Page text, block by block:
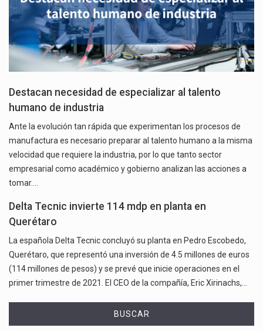
Destacan necesidad de especializar al talento
humano de industria
Ante la evolución tan rápida que experimentan los procesos de
manufactura es necesario preparar al talento humano a la misma
velocidad que requiere la industria, por lo que tanto sector
empresarial como académico y gobierno analizan las acciones a
tomar.…
Delta Tecnic invierte 114 mdp en planta en
Querétaro
La española Delta Tecnic concluyó su planta en Pedro Escobedo,
Querétaro, que representó una inversión de 4.5 millones de euros
(114 millones de pesos) y se prevé que inicie operaciones en el
primer trimestre de 2021. El CEO de la compañía, Eric Xirinachs,…
BUSCAR